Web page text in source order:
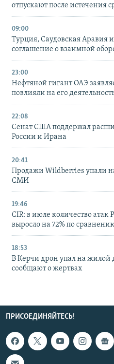
отпускают после истечения
09:00
Турция, Саудовская Аравия
соглашение о взаимной
23:00
Нефтяной гигант ОАЭ
повлияли на его
22:08
Сенат США поддержал
России и Ирана
20:41
Продажи Wildberries упали
СМИ
19:46
CIR: в июле количество атак
выросло на 72% по
18:53
В Керчи дрон упал на жилой
сообщают о жертвах
ПРИСОЕДИНЯЙТЕСЬ!